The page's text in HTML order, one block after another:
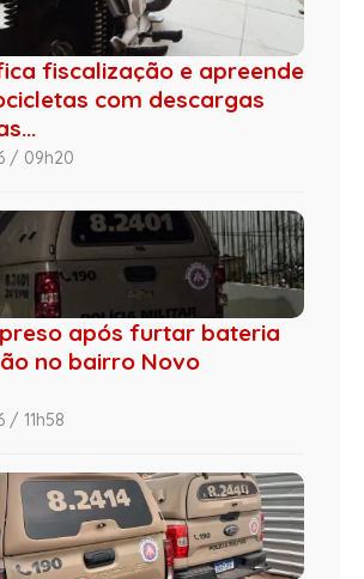
fiscalização e apreende
com descargas
/ 09h20
após furtar bateria
no bairro Novo
/ 11h58